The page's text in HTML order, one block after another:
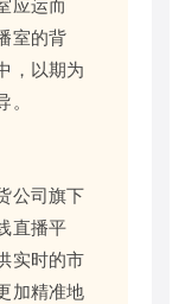
室的背
，以期为
公司旗下
直播平
实时的市
加精准地